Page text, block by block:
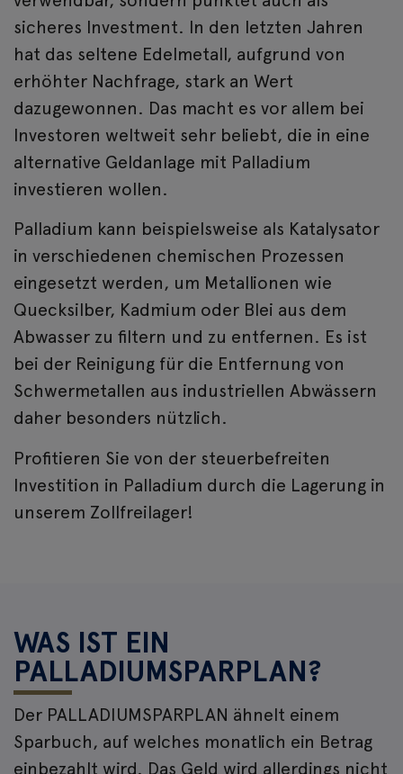
sicheres Investment. In den letzten Jahren
hat das seltene Edelmetall, aufgrund von
erhöhter Nachfrage, stark an Wert
dazugewonnen. Das macht es vor allem bei
Investoren weltweit sehr beliebt, die in eine
alternative Geldanlage mit Palladium
investieren wollen.
Palladium kann beispielsweise als Katalysator
in verschiedenen chemischen Prozessen
eingesetzt werden, um Metallionen wie
Quecksilber, Kadmium oder Blei aus dem
Abwasser zu filtern und zu entfernen. Es ist
bei der Reinigung für die Entfernung von
Schwermetallen aus industriellen Abwässern
daher besonders nützlich.
Profitieren Sie von der steuerbefreiten
Investition in Palladium durch die Lagerung in
unserem Zollfreilager!
WAS IST EIN
PALLADIUMSPARPLAN?
Der PALLADIUMSPARPLAN ähnelt einem
Sparbuch, auf welches monatlich ein Betrag
einbezahlt wird. Das Geld wird allerdings nicht